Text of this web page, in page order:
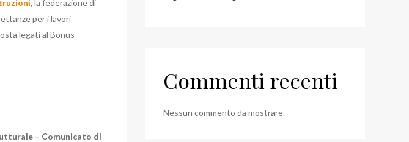
, la federazione di
per i lavori
legati al Bonus
– Comunicato di
Commenti recenti
Nessun commento da mostrare.